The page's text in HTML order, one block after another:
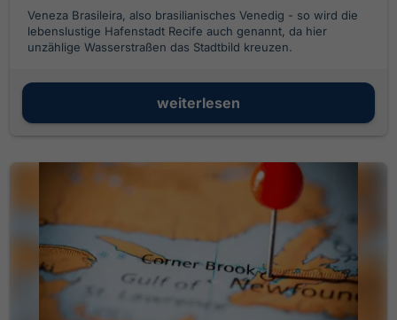
Veneza Brasileira, also brasilianisches Venedig - so wird die
lebenslustige Hafenstadt Recife auch genannt, da hier
unzählige Wasserstraßen das Stadtbild kreuzen.
weiterlesen